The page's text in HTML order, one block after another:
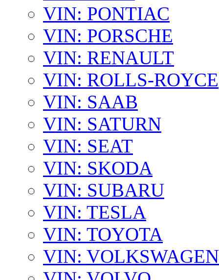
VIN: PONTIAC
VIN: PORSCHE
VIN: RENAULT
VIN: ROLLS-ROYCE
VIN: SAAB
VIN: SATURN
VIN: SEAT
VIN: SKODA
VIN: SUBARU
VIN: TESLA
VIN: TOYOTA
VIN: VOLKSWAGEN